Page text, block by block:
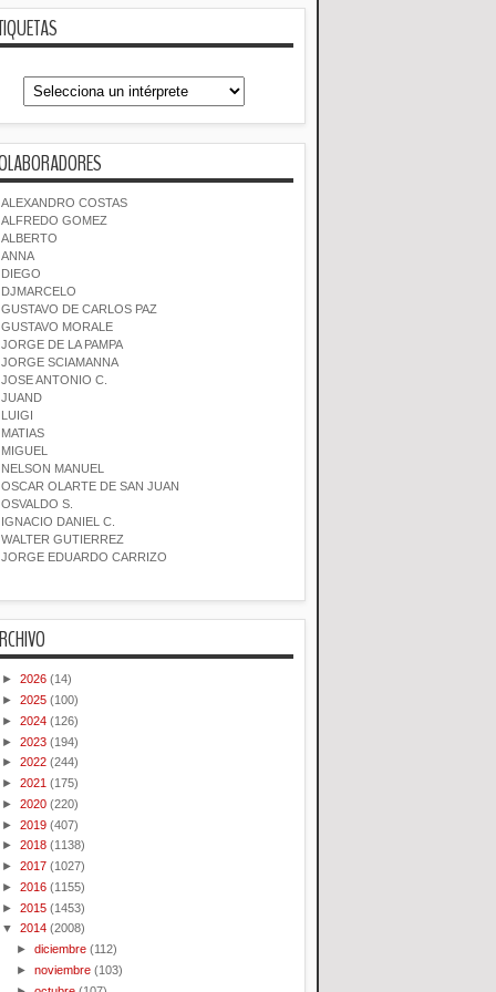
ALEXANDRO COSTAS
ALFREDO GOMEZ
ALBERTO
ANNA
DIEGO
DJMARCELO
GUSTAVO DE CARLOS PAZ
GUSTAVO MORALE
JORGE DE LA PAMPA
JORGE SCIAMANNA
JOSE ANTONIO C.
JUAND
LUIGI
MATIAS
MIGUEL
NELSON MANUEL
OSCAR OLARTE DE SAN JUAN
OSVALDO S.
IGNACIO DANIEL C.
WALTER GUTIERREZ
JORGE EDUARDO CARRIZO
► 2026 (14)
► 2025 (100)
► 2024 (126)
► 2023 (194)
► 2022 (244)
► 2021 (175)
► 2020 (220)
► 2019 (407)
► 2018 (1138)
► 2017 (1027)
► 2016 (1155)
► 2015 (1453)
▼ 2014 (2008)
►diciembre (112)
►noviembre (103)